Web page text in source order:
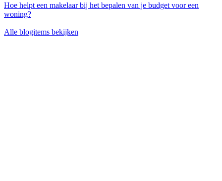
Hoe helpt een makelaar bij het bepalen van je budget voor een
woning?
Alle blogitems bekijken